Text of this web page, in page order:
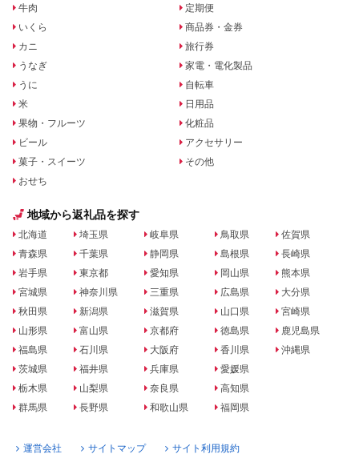
牛肉
いくら
カニ
うなぎ
うに
米
果物・フルーツ
ビール
菓子・スイーツ
おせち
定期便
商品券・金券
旅行券
家電・電化製品
自転車
日用品
化粧品
アクセサリー
その他
地域から返礼品を探す
北海道
青森県
岩手県
宮城県
秋田県
山形県
福島県
茨城県
栃木県
群馬県
埼玉県
千葉県
東京都
神奈川県
新潟県
富山県
石川県
福井県
山梨県
長野県
岐阜県
静岡県
愛知県
三重県
滋賀県
京都府
大阪府
兵庫県
奈良県
和歌山県
鳥取県
島根県
岡山県
広島県
山口県
徳島県
香川県
愛媛県
高知県
福岡県
佐賀県
長崎県
熊本県
大分県
宮崎県
鹿児島県
沖縄県
運営会社 サイトマップ サイト利用規約